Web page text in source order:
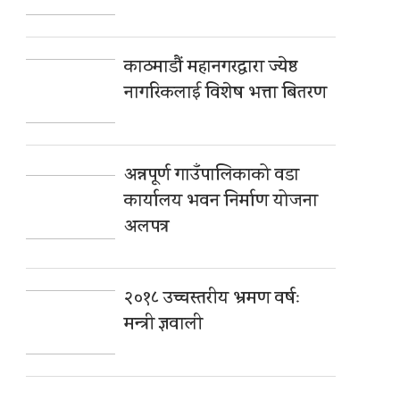
काठमाडौं महानगरद्वारा ज्येष्ठ
नागरिकलाई विशेष भत्ता बितरण
अन्नपूर्ण गाउँपालिकाको वडा
कार्यालय भवन निर्माण योजना
अलपत्र
२०१८ उच्चस्तरीय भ्रमण वर्षः
मन्त्री ज्ञवाली